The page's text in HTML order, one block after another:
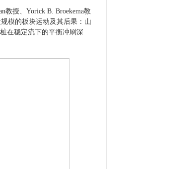
教授、Yorick B. Broekema教
模的板块运动及其后果：山
在稳定流下的平衡冲刷深